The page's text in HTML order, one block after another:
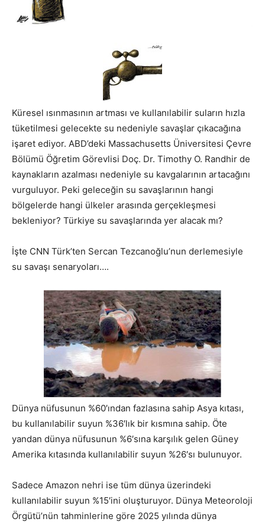
Küresel ısınmasının artması ve kullanılabilir suların hızla
tüketilmesi gelecekte su nedeniyle savaşlar çıkacağına
işaret ediyor. ABD’deki Massachusetts Üniversitesi Çevre
Bölümü Öğretim Görevlisi Doç. Dr. Timothy O. Randhir de
kaynakların azalması nedeniyle su kavgalarının artacağını
vurguluyor. Peki geleceğin su savaşlarının hangi
bölgelerde hangi ülkeler arasında gerçekleşmesi
bekleniyor? Türkiye su savaşlarında yer alacak mı?
İşte CNN Türk’ten Sercan Tezcanoğlu’nun derlemesiyle
su savaşı senaryoları….
Dünya nüfusunun %60′ından fazlasına sahip Asya kıtası,
bu kullanılabilir suyun %36′lık bir kısmına sahip. Öte
yandan dünya nüfusunun %6′sına karşılık gelen Güney
Amerika kıtasında kullanılabilir suyun %26′sı bulunuyor.
Sadece Amazon nehri ise tüm dünya üzerindeki
kullanılabilir suyun %15′ini oluşturuyor. Dünya Meteoroloji
Örgütü’nün tahminlerine göre 2025 yılında dünya